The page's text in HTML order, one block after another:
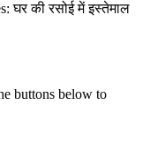
घर की रसोई में इस्तेमाल
buttons below to